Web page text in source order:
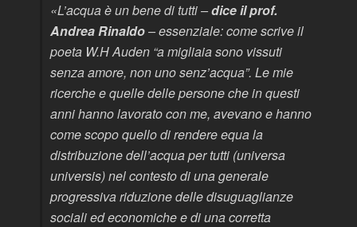
«L’acqua è un bene di tutti –dice il prof.
Andrea Rinaldo– essenziale: come scrive il
poeta W.H Auden “a migliaia sono vissuti
senza amore, non uno senz’acqua”. Le mie
ricerche e quelle delle persone che in questi
anni hanno lavorato con me, avevano e hanno
come scopo quello di rendere equa la
distribuzione dell’acqua per tutti (universa
universis) nel contesto di una generale
progressiva riduzione delle disuguaglianze
sociali ed economiche e di una corretta